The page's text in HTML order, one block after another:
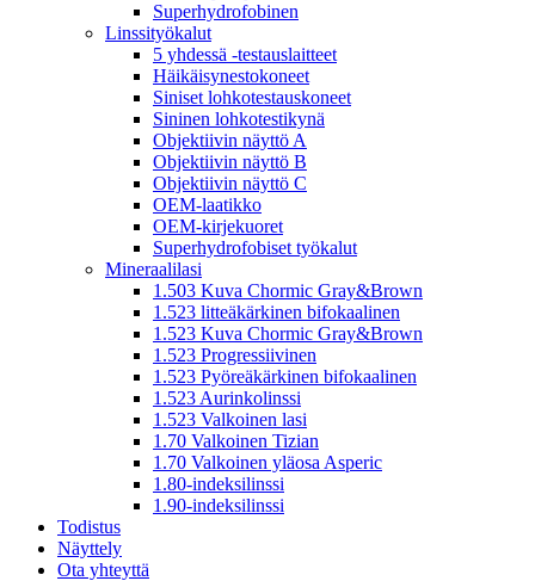
Superhydrofobinen
Linssityökalut
5 yhdessä -testauslaitteet
Häikäisynestokoneet
Siniset lohkotestauskoneet
Sininen lohkotestikynä
Objektiivin näyttö A
Objektiivin näyttö B
Objektiivin näyttö C
OEM-laatikko
OEM-kirjekuoret
Superhydrofobiset työkalut
Mineraalilasi
1.503 Kuva Chormic Gray&Brown
1.523 litteäkärkinen bifokaalinen
1.523 Kuva Chormic Gray&Brown
1.523 Progressiivinen
1.523 Pyöreäkärkinen bifokaalinen
1.523 Aurinkolinssi
1.523 Valkoinen lasi
1.70 Valkoinen Tizian
1.70 Valkoinen yläosa Asperic
1.80-indeksilinssi
1.90-indeksilinssi
Todistus
Näyttely
Ota yhteyttä